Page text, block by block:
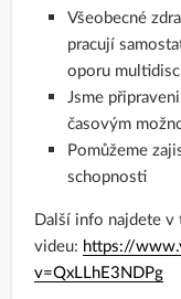
Všeobecné
pracují
oporu
Jsme
časovým
Pomůžeme
schopnosti
Další info najdete
videu: https://
v=QxLLhE3NDPg